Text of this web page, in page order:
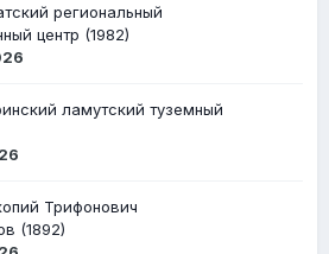
региональный
центр (1982)
ламутский туземный
Трифонович
(1892)